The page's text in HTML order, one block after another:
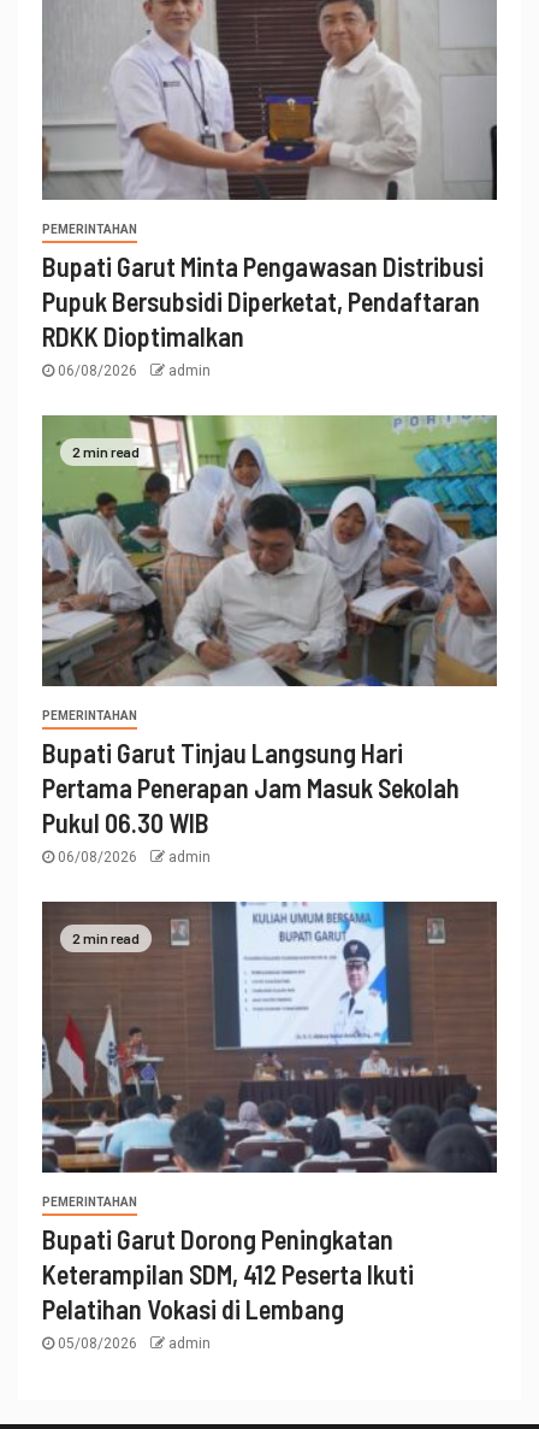
PEMERINTAHAN
Bupati Garut Minta Pengawasan Distribusi
Pupuk Bersubsidi Diperketat, Pendaftaran
RDKK Dioptimalkan
06/08/2026 admin
2 min read
PEMERINTAHAN
Bupati Garut Tinjau Langsung Hari
Pertama Penerapan Jam Masuk Sekolah
Pukul 06.30 WIB
06/08/2026 admin
2 min read
PEMERINTAHAN
Bupati Garut Dorong Peningkatan
Keterampilan SDM, 412 Peserta Ikuti
Pelatihan Vokasi di Lembang
05/08/2026 admin